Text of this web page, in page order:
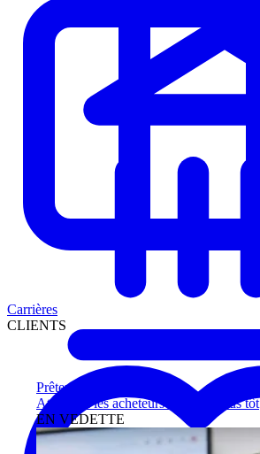
Prêteurs
Atteignez les acheteurs qualifiés plus tôt
EN VEDETTE
Carrières
CLIENTS